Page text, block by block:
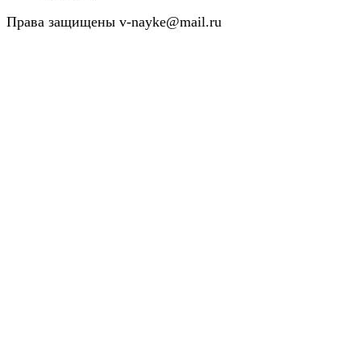
Права защищены v-nayke@mail.ru